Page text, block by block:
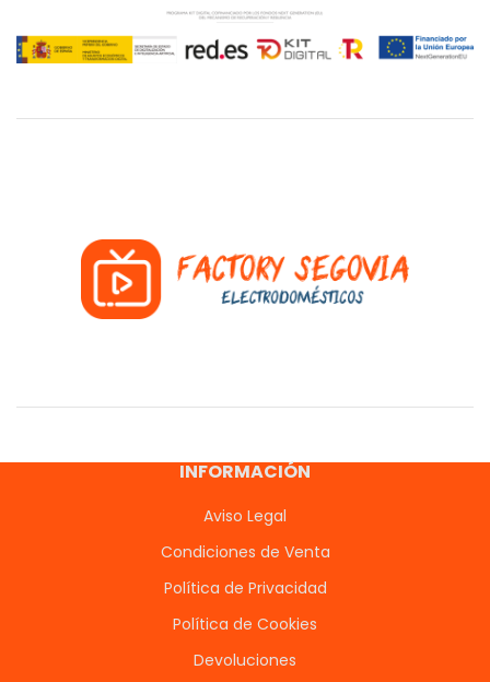
INFORMACIÓN
Aviso Legal
Condiciones de Venta
Política de Privacidad
Política de Cookies
Devoluciones